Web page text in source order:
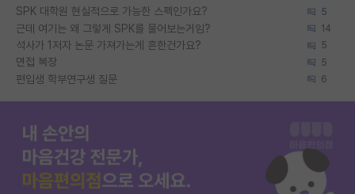
SPK 대학원 현실적으로 가능한 스펙인가요? 5
근데 여기는 왜 그렇게 SPK를 물어보는거임? 14
석사가 1저자 논문 가져가는게 흔한건가요? 5
면접 복장 5
편입생 학부연구생 질문 6